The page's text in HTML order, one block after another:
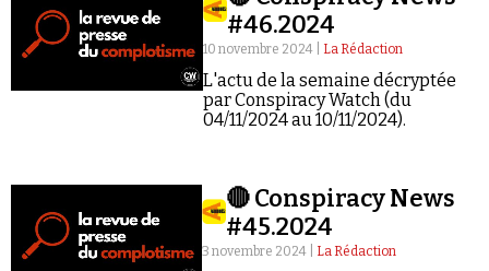
#46.2024
10 novembre 2024 | La Rédaction
L'actu de la semaine décryptée
par Conspiracy Watch (du
04/11/2024 au 10/11/2024).
🔴 Conspiracy News
#45.2024
3 novembre 2024 | La Rédaction